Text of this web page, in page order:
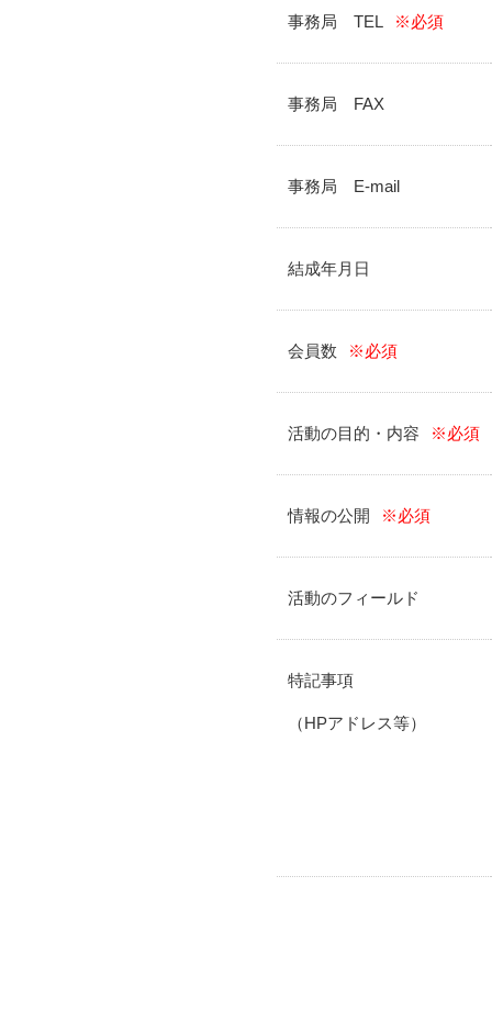
事務局 TEL ※必須
事務局 FAX
事務局 E-mail
結成年月日
会員数 ※必須
活動の目的・内容 ※必須
情報の公開 ※必須
活動のフィールド
特記事項
（HPアドレス等）